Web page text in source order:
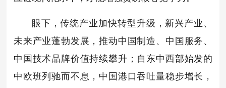
眼下，传统产业加快转型升级，新兴产业、
未来产业蓬勃发展，推动中国制造、中国服务、
中国技术品牌价值持续攀升；自东中西部始发的
中欧班列驰而不息，中国港口吞吐量稳步增长，